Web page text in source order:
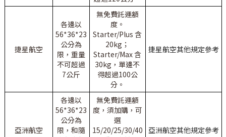
捷星航空
各邊以
56*36*23
公分為
限，重量
不可超過
7公斤
無免費託運額
度。
Starter/Plus 含
20kg；
Starter/Max 含
30kg，單邊不
得超過100公
分。
捷星航空其他規定參考
亞洲航空
各邊以
56*36*23
公分為
限，和隨
無免費託運額
度，須加購，可
選
15/20/25/30/40 亞洲航空其他規定參考